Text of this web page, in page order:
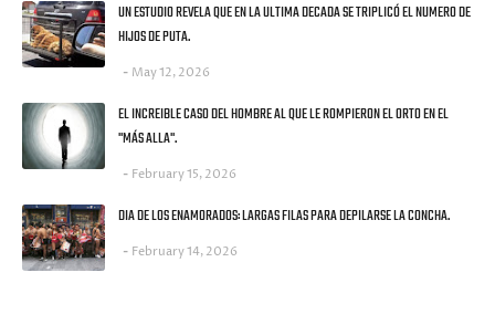
UN ESTUDIO REVELA QUE EN LA ULTIMA DECADA SE TRIPLICÓ EL NUMERO DE
HIJOS DE PUTA.
May 12, 2026
EL INCREIBLE CASO DEL HOMBRE AL QUE LE ROMPIERON EL ORTO EN EL
"MÁS ALLA".
February 15, 2026
DIA DE LOS ENAMORADOS: LARGAS FILAS PARA DEPILARSE LA CONCHA.
February 14, 2026